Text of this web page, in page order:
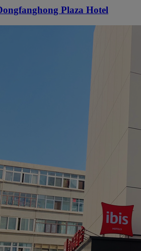
Plaza Hotel